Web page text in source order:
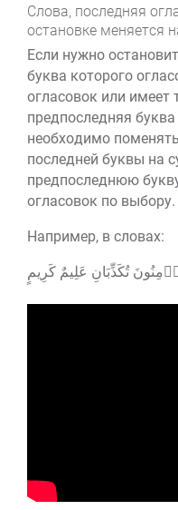
Слова, последняя
остановке меняется
Если нужно
буква которого
огласовок или
предпоследняя
необходимо
последней буквы на
предпоследнюю
огласовок по выбору.
Например, в словах:
تُكَذِّبَانِ عَلِيمٌ كَرِيمٍ